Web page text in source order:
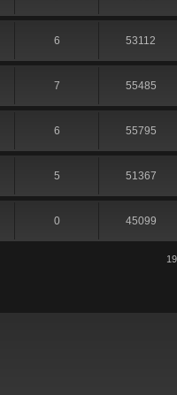
6 53112
7 55485
6 55795
5 51367
0 45099